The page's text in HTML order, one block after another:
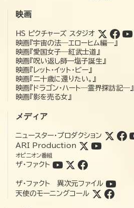
映画
HS ピクチャーズ スタジオ
映画『宇宙の法―エローヒム編―』
映画『愛国女子―紅武士道』
映画『呪い返し師—塩子誕生』
映画『レット・イット・ビー』
映画『二十歳に還りたい。』
映画『ドラゴン・ハート―霊界探訪記―』
映画『影を売る女』
メディア
ニュースター・プロダクション
ARI Production
オピニオン番組
ザ・ファクト
ザ・ファクト 異次元ファイル
天使のモーニングコール